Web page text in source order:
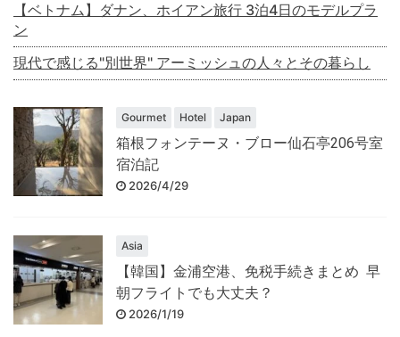
【ベトナム】ダナン、ホイアン旅行 3泊4日のモデルプラ
ン
現代で感じる"別世界" アーミッシュの人々とその暮らし
Gourmet Hotel Japan
箱根フォンテーヌ・ブロー仙石亭206号室
宿泊記
2026/4/29
Asia
【韓国】金浦空港、免税手続きまとめ 早
朝フライトでも大丈夫？
2026/1/19